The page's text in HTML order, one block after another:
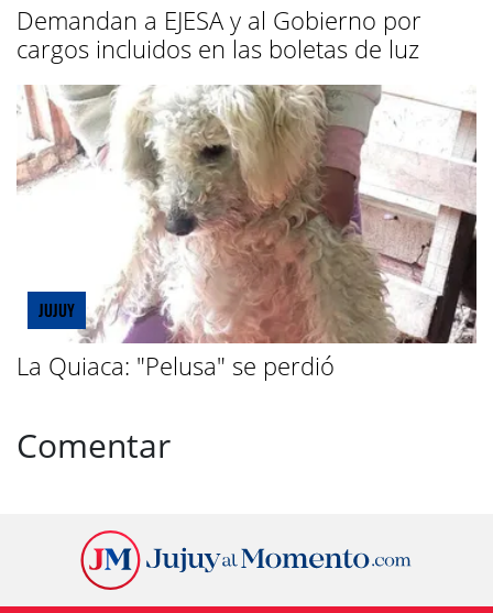
Demandan a EJESA y al Gobierno por
cargos incluidos en las boletas de luz
JUJUY
La Quiaca: "Pelusa" se perdió
Comentar